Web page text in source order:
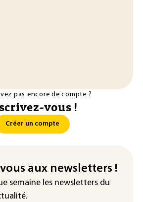
pas encore de compte ?
vous !
Créer un compte
aux newsletters !
semaine les newsletters du